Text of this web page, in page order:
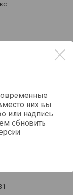
них вы
или надпись
обновить